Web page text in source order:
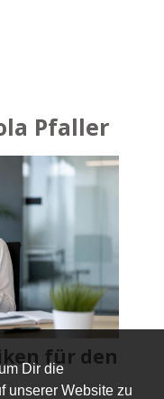
Dir die
unserer Website zu
Pfaller
für den